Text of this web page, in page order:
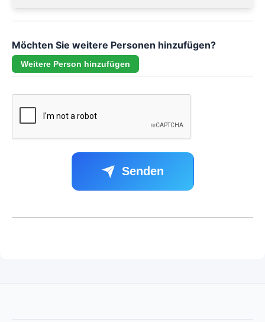
Möchten Sie weitere Personen hinzufügen?
Weitere Person hinzufügen
Senden